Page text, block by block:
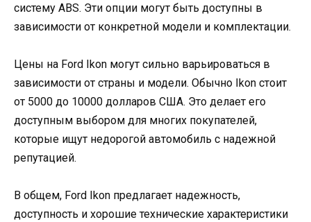
систему ABS. Эти опции могут быть доступны в
зависимости от конкретной модели и комплектации.
Цены на Ford Ikon могут сильно варьироваться в
зависимости от страны и модели. Обычно Ikon стоит
от 5000 до 10000 долларов США. Это делает его
доступным выбором для многих покупателей,
которые ищут недорогой автомобиль с надежной
репутацией.
В общем, Ford Ikon предлагает надежность,
доступность и хорошие технические характеристики